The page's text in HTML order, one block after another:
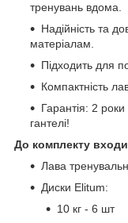
тренувань вдома.
Надійність та
матеріалам.
Підходить для
Компактність
Гарантія: 2
гантелі!
До комплекту
Лава
Диски Elitum:
10 кг - 6 шт